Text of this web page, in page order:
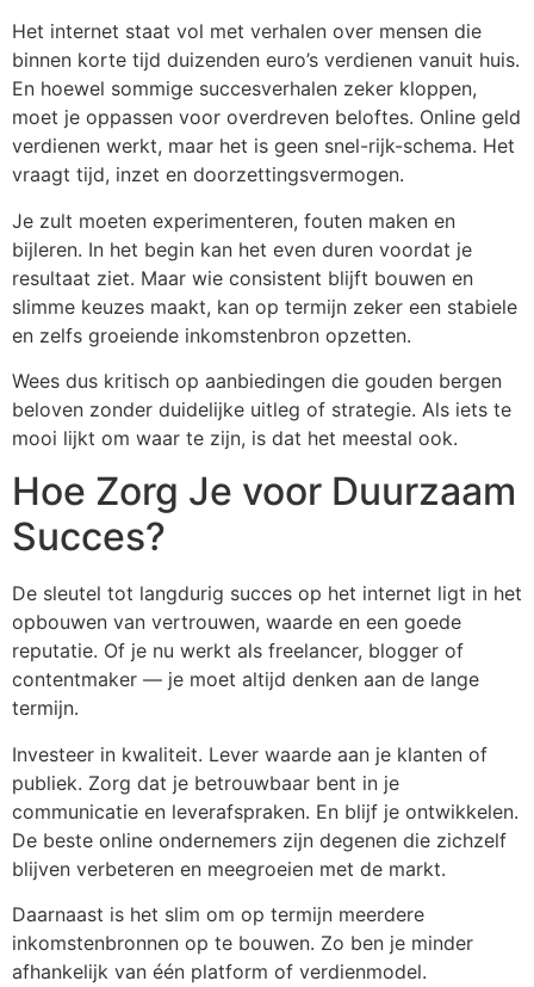
Het internet staat vol met verhalen over mensen die
binnen korte tijd duizenden euro’s verdienen vanuit huis.
En hoewel sommige succesverhalen zeker kloppen,
moet je oppassen voor overdreven beloftes. Online geld
verdienen werkt, maar het is geen snel-rijk-schema. Het
vraagt tijd, inzet en doorzettingsvermogen.
Je zult moeten experimenteren, fouten maken en
bijleren. In het begin kan het even duren voordat je
resultaat ziet. Maar wie consistent blijft bouwen en
slimme keuzes maakt, kan op termijn zeker een stabiele
en zelfs groeiende inkomstenbron opzetten.
Wees dus kritisch op aanbiedingen die gouden bergen
beloven zonder duidelijke uitleg of strategie. Als iets te
mooi lijkt om waar te zijn, is dat het meestal ook.
Hoe Zorg Je voor Duurzaam
Succes?
De sleutel tot langdurig succes op het internet ligt in het
opbouwen van vertrouwen, waarde en een goede
reputatie. Of je nu werkt als freelancer, blogger of
contentmaker — je moet altijd denken aan de lange
termijn.
Investeer in kwaliteit. Lever waarde aan je klanten of
publiek. Zorg dat je betrouwbaar bent in je
communicatie en leverafspraken. En blijf je ontwikkelen.
De beste online ondernemers zijn degenen die zichzelf
blijven verbeteren en meegroeien met de markt.
Daarnaast is het slim om op termijn meerdere
inkomstenbronnen op te bouwen. Zo ben je minder
afhankelijk van één platform of verdienmodel.